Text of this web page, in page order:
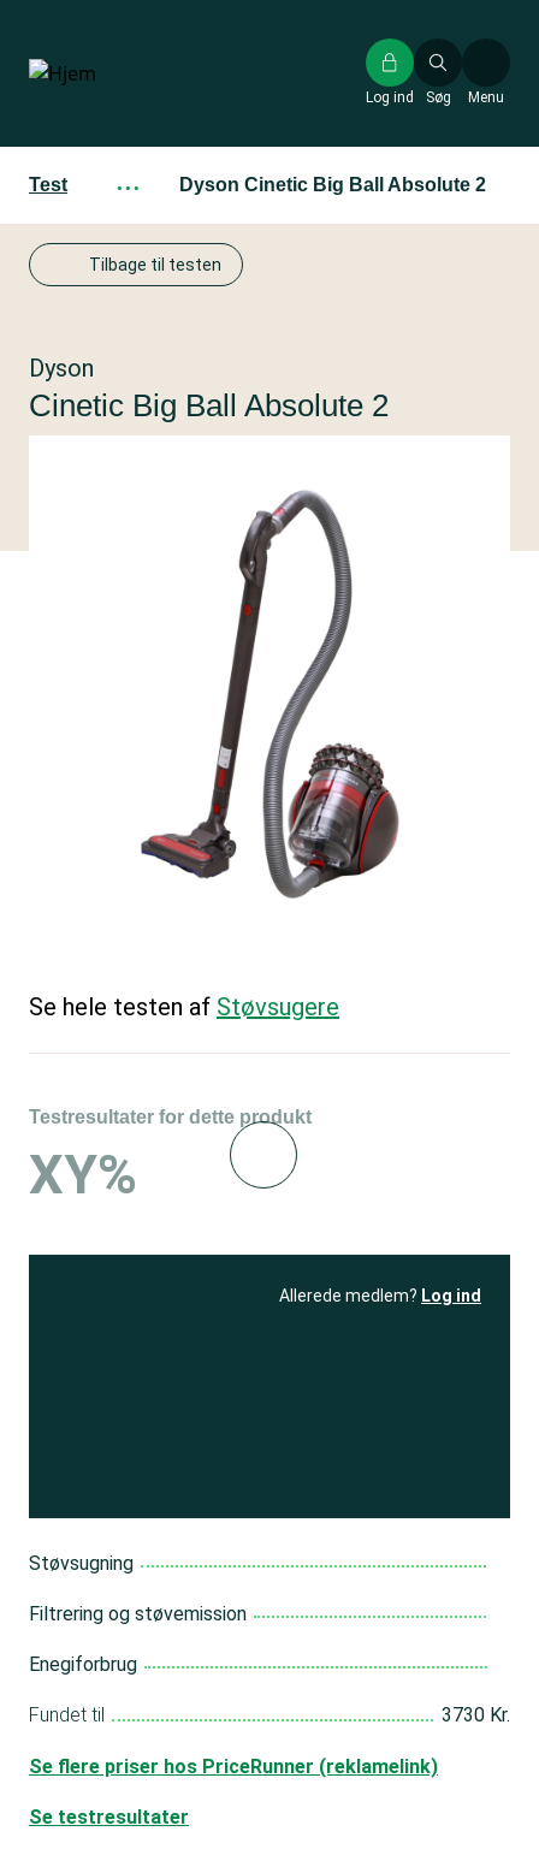
hovedindhold
Søg
Log ind Menu
Test ··· Dyson Cinetic Big Ball Absolute 2
Tilbage til testen
Dyson
Cinetic Big Ball Absolute 2
Se hele testen af Støvsugere
Testresultater for dette produkt
XY%
Allerede medlem? Log ind
Støvsugning
Filtrering og støvemission
Enegiforbrug
Fundet til 3730 Kr.
Se flere priser hos PriceRunner (reklamelink)
Se testresultater